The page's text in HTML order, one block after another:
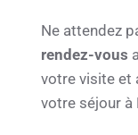
Ne attendez
rendez-vous
votre visite et
votre séjour à